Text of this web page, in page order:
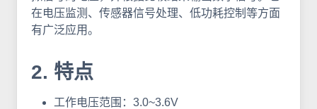
在电压监测、传感器信号处理、低功耗控制等方面
有广泛应用。
2. 特点
工作电压范围：3.0~3.6V